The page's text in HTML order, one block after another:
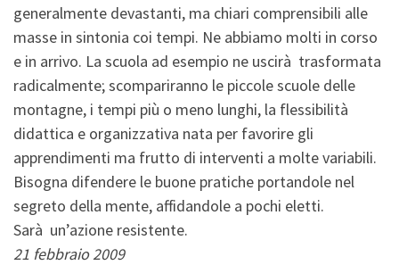
generalmente devastanti, ma chiari comprensibili alle
masse in sintonia coi tempi. Ne abbiamo molti in corso
e in arrivo. La scuola ad esempio ne uscirà trasformata
radicalmente; scompariranno le piccole scuole delle
montagne, i tempi più o meno lunghi, la flessibilità
didattica e organizzativa nata per favorire gli
apprendimenti ma frutto di interventi a molte variabili.
Bisogna difendere le buone pratiche portandole nel
segreto della mente, affidandole a pochi eletti.
Sarà un’azione resistente.
21 febbraio 2009